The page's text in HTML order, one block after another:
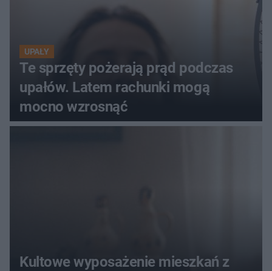
UPAŁY
Te sprzęty pożerają prąd podczas
upałów. Latem rachunki mogą
mocno wzrosnąć
Kultowe wyposażenie mieszkań z